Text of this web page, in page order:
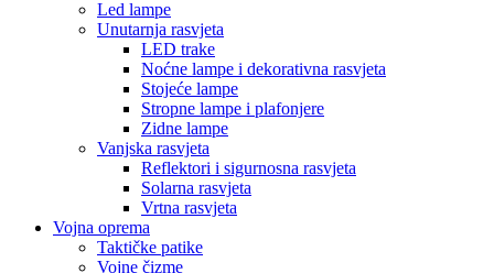
Led lampe
Unutarnja rasvjeta
LED trake
Noćne lampe i dekorativna rasvjeta
Stojeće lampe
Stropne lampe i plafonjere
Zidne lampe
Vanjska rasvjeta
Reflektori i sigurnosna rasvjeta
Solarna rasvjeta
Vrtna rasvjeta
Vojna oprema
Taktičke patike
Vojne čizme